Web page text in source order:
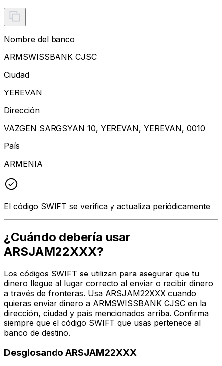
Nombre del banco
ARMSWISSBANK CJSC
Ciudad
YEREVAN
Dirección
VAZGEN SARGSYAN 10, YEREVAN, YEREVAN, 0010
País
ARMENIA
El código SWIFT se verifica y actualiza periódicamente
¿Cuándo debería usar
ARSJAM22XXX?
Los códigos SWIFT se utilizan para asegurar que tu
dinero llegue al lugar correcto al enviar o recibir dinero
a través de fronteras. Usa ARSJAM22XXX cuando
quieras enviar dinero a ARMSWISSBANK CJSC en la
dirección, ciudad y país mencionados arriba. Confirma
siempre que el código SWIFT que usas pertenece al
banco de destino.
Desglosando ARSJAM22XXX